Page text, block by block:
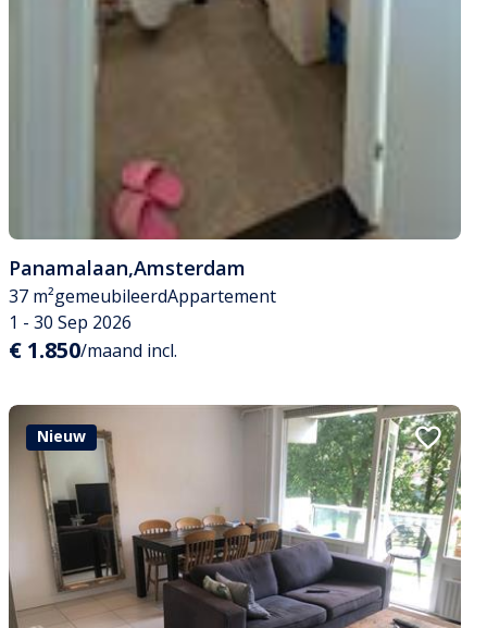
Panamalaan,Amsterdam
37 m²gemeubileerdAppartement
1 - 30 Sep 2026
€ 1.850/maand incl.
Nieuw